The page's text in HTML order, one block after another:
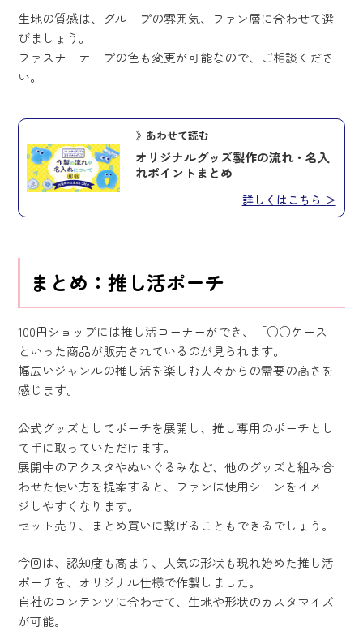
生地の質感は、グループの雰囲気、ファン層に合わせて選
びましょう。
ファスナーテープの色も変更が可能なので、ご相談くださ
い。
》あわせて読む
オリジナルグッズ製作の流れ・名入
れポイントまとめ
詳しくはこちら ＞
まとめ：推し活ポーチ
100円ショップには推し活コーナーができ、「○○ケース」
といった商品が販売されているのが見られます。
幅広いジャンルの推し活を楽しむ人々からの需要の高さを
感じます。
公式グッズとしてポーチを展開し、推し専用のポーチとし
て手に取っていただけます。
展開中のアクスタやぬいぐるみなど、他のグッズと組み合
わせた使い方を提案すると、ファンは使用シーンをイメー
ジしやすくなります。
セット売り、まとめ買いに繋げることもできるでしょう。
今回は、認知度も高まり、人気の形状も現れ始めた推し活
ポーチを、オリジナル仕様で作製しました。
自社のコンテンツに合わせて、生地や形状のカスタマイズ
が可能。